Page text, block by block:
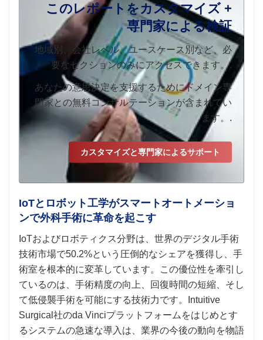
このレポートをカスタマイズ +
専門家による検証
地域別、会社レベル、ユースケース別など、必
要なセクションのみにアクセスできます。.
あなたの意思決定を支援するためにドメイン専
門家との無料コンサルテーションが含まれてい
ます。.
カスタマイズと専門家によるサポート
IoTとロボット工学がスマートオートメーショ
ンで外科手術に革命を起こす
IoTおよびロボティクス分野は、世界のデジタル手術
技術市場で50.2%という圧倒的なシェアを獲得し、手
術室を根本的に変革しています。この優位性を牽引し
ているのは、手術精度の向上、回復時間の短縮、そし
て低侵襲手術を可能にする技術力です。Intuitive
Surgical社のda Vinciプラットフォームをはじめとす
るシステムの急速な導入は、業界の今後の動向を物語